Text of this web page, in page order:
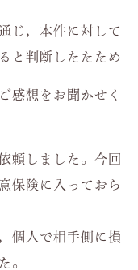
じ，本件に対して
と判断したたため
感想をお聞かせく
頼しました。今回
保険に入っておら
個人で相手側に損
。